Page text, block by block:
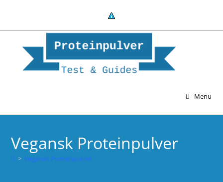
content
Menu
Vegansk Proteinpulver
> Vegansk Proteinpulver